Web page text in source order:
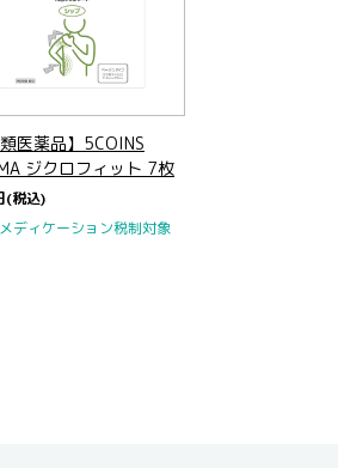
類医薬品】5COINS
ジクロフィット 7枚
(税込)
ディケーション税制対象